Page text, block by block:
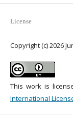
License
Copyright (c) 2026
This work is
International